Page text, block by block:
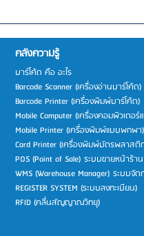
คลังความรู้
บาร์โค้ด คือ อะไร
Barcode Scanner (เครื่องอ่านบาร์โค้ด)
Barcode Printer (เครื่องพิมพ์บาร์โค้ด)
Mobile Computer (เครื่องคอมพิวเตอ
Mobile Printer (เครื่องพิมพ์แบบพกพา)
Card Printer (เครื่องพิมพ์บัตรพลาสติ
POS (Point of Sale) ระบบขายหน้าร้าน
WMS (Warehouse Manager) ระบบจั
REGISTER SYSTEM (ระบบลงทะเบียน)
RFID (คลื่นสัญญาณวิทยุ)